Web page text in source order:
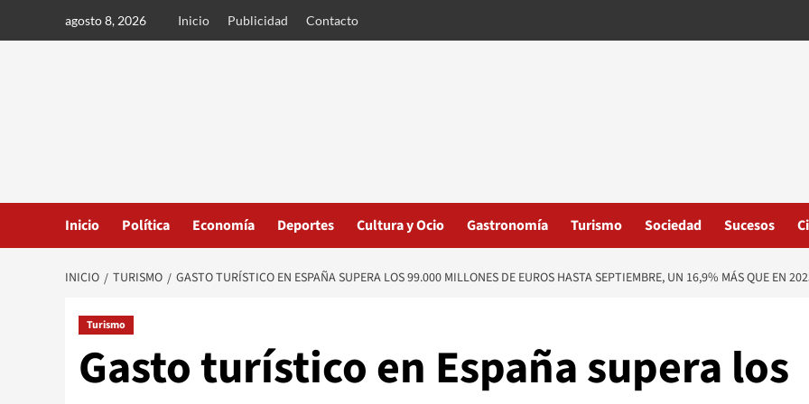
agosto 8, 2026 Inicio Publicidad Contacto
Inicio Política Economía Deportes Cultura y Ocio Gastronomía Turismo Sociedad Sucesos
INICIO TURISMO GASTO TURÍSTICO EN ESPAÑA SUPERA LOS 99.000 MILLONES DE EUROS HASTA SEPTIEMBRE, UN 16,9% MÁS QUE EN
Turismo
Gasto turístico en España supera los